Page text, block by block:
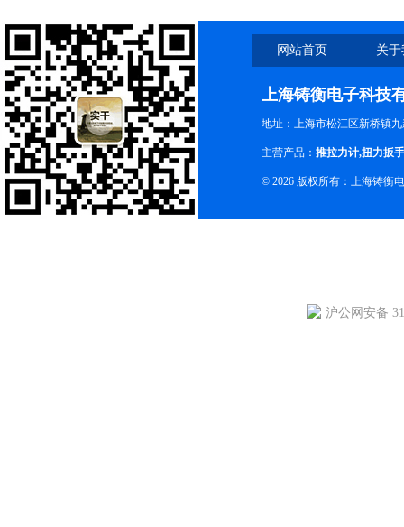
网站首页 关
上海铸衡电子科技
地址：上海市松江区新桥镇
主营产品： 推拉力计,扭力扳手
© 2026 版权所有：上海铸衡
沪公网安备